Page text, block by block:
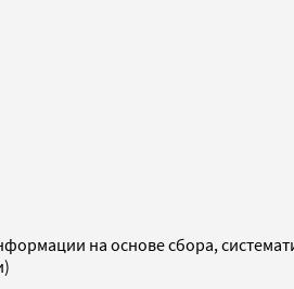
на основе сбора,